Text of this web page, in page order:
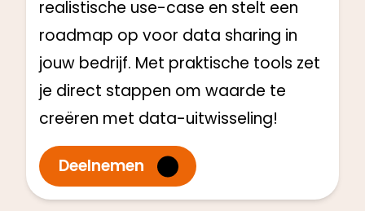
realistische use-case en stelt een
roadmap op voor data sharing in
jouw bedrijf. Met praktische tools zet
je direct stappen om waarde te
creëren met data-uitwisseling!
Deelnemen
Start: Q3 2024
Productiemedewerkers